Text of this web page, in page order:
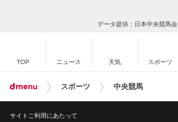
データ提供：日本中央競馬会
TOP ニュース 天気 スポーツ
スポーツ 中央競馬
サイトご利用にあたって